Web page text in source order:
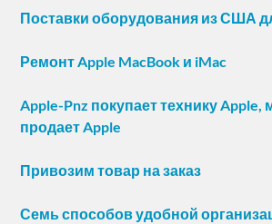
Поставки оборудования из США
Ремонт Apple MacBook и iMac
Apple-Pnz покупает технику Apple,
продает Apple
Привозим товар на заказ
Семь способов удобной